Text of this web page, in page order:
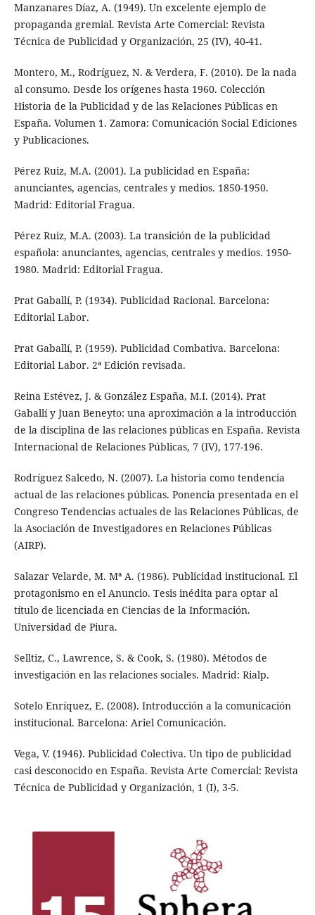
Manzanares Díaz, A. (1949). Un excelente ejemplo de
propaganda gremial. Revista Arte Comercial: Revista
Técnica de Publicidad y Organización, 25 (IV), 40-41.
Montero, M., Rodríguez, N. & Verdera, F. (2010). De la nada
al consumo. Desde los orígenes hasta 1960. Colección
Historia de la Publicidad y de las Relaciones Públicas en
España. Volumen 1. Zamora: Comunicación Social Ediciones
y Publicaciones.
Pérez Ruiz, M.A. (2001). La publicidad en España:
anunciantes, agencias, centrales y medios. 1850-1950.
Madrid: Editorial Fragua.
Pérez Ruiz, M.A. (2003). La transición de la publicidad
española: anunciantes, agencias, centrales y medios. 1950-
1980. Madrid: Editorial Fragua.
Prat Gaballí, P. (1934). Publicidad Racional. Barcelona:
Editorial Labor.
Prat Gaballí, P. (1959). Publicidad Combativa. Barcelona:
Editorial Labor. 2ª Edición revisada.
Reina Estévez, J. & González España, M.I. (2014). Prat
Gaballí y Juan Beneyto: una aproximación a la introducción
de la disciplina de las relaciones públicas en España. Revista
Internacional de Relaciones Públicas, 7 (IV), 177-196.
Rodríguez Salcedo, N. (2007). La historia como tendencia
actual de las relaciones públicas. Ponencia presentada en el
Congreso Tendencias actuales de las Relaciones Públicas, de
la Asociación de Investigadores en Relaciones Públicas
(AIRP).
Salazar Velarde, M. Mª A. (1986). Publicidad institucional. El
protagonismo en el Anuncio. Tesis inédita para optar al
título de licenciada en Ciencias de la Información.
Universidad de Piura.
Selltiz, C., Lawrence, S. & Cook, S. (1980). Métodos de
investigación en las relaciones sociales. Madrid: Rialp.
Sotelo Enríquez, E. (2008). Introducción a la comunicación
institucional. Barcelona: Ariel Comunicación.
Vega, V. (1946). Publicidad Colectiva. Un tipo de publicidad
casi desconocido en España. Revista Arte Comercial: Revista
Técnica de Publicidad y Organización, 1 (I), 3-5.